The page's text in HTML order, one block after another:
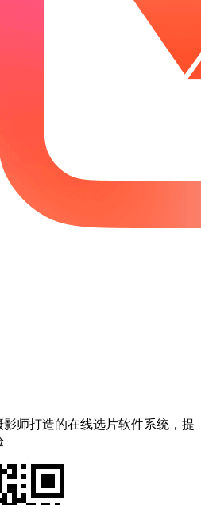
师打造的在线选片软件系统，提